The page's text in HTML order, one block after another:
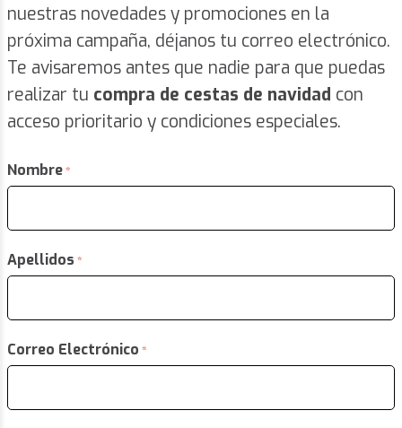
nuestras novedades y promociones en la
próxima campaña, déjanos tu correo electrónico.
Te avisaremos antes que nadie para que puedas
realizar tu compra de cestas de navidad con
acceso prioritario y condiciones especiales.
Nombre
Apellidos
Correo Electrónico